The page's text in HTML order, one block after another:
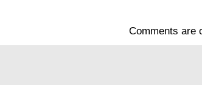
Comments are